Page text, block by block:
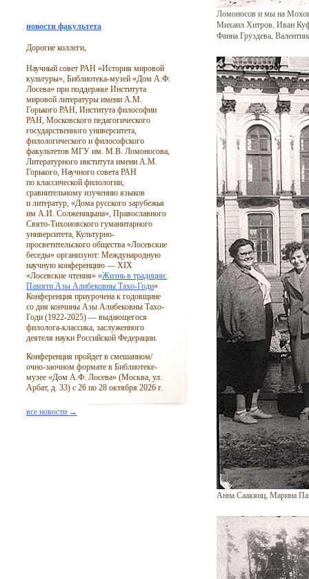
новости факультета
Дорогие коллеги,
Научный совет РАН «История мировой
культуры», Библиотека-музей «Дом А.Ф.
Лосева» при поддержке Института
мировой литературы имени А.М.
Горького РАН, Института философии
РАН, Московского педагогического
государственного университета,
филологического и философского
факультетов МГУ им. М.В. Ломоносова,
Литературного института имени А.М.
Горького, Научного совета РАН
по классической филологии,
сравнительному изучению языков
и литератур, «Дома русского зарубежья
им А.И. Солженицына», Православного
Свято-Тихоновского гуманитарного
университета, Культурно-
просветительского общества «Лосевские
беседы» организуют: Международную
научную конференцию — XIX
«Лосевские чтения» «Жизнь в традиции:
Памяти Азы Алибековны Тахо-Годи»
Конференция приурочена к годовщине
со дня кончины Азы Алибековны Тахо-
Годи (1922-2025) — выдающегося
филолога-классика, заслуженного
деятеля науки Российской Федерации.
Конференция пройдет в смешанном/
очно-заочном формате в Библиотеке-
музее «Дом А.Ф. Лосева» (Москва, ул.
Арбат, д. 33) с 26 по 28 октября 2026 г.
все новости →
Ломоносов и мы на
Михаил Хитров, Иван
Фаина Груздева,
Анна Саакянц, Марина